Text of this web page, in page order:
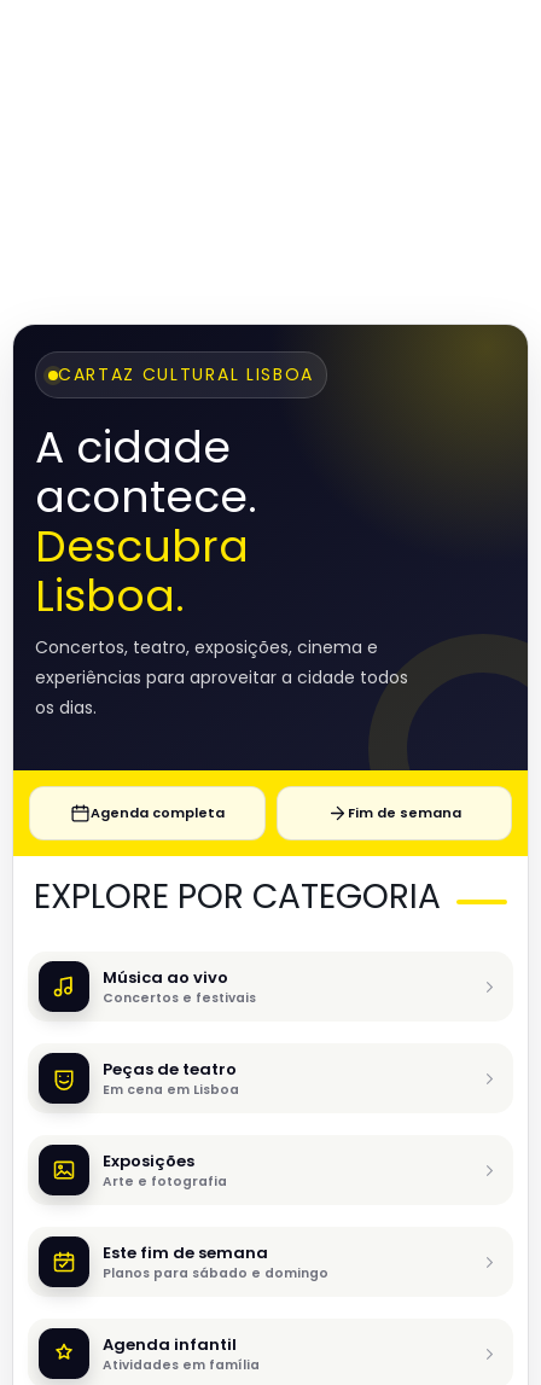
CARTAZ CULTURAL LISBOA
A cidade
acontece.
Descubra
Lisboa.
Concertos, teatro, exposições, cinema e
experiências para aproveitar a cidade todos
os dias.
Agenda completa Fim de semana
EXPLORE POR CATEGORIA
Música ao vivo
Concertos e festivais
Peças de teatro
Em cena em Lisboa
Exposições
Arte e fotografia
Este fim de semana
Planos para sábado e domingo
Agenda infantil
Atividades em família